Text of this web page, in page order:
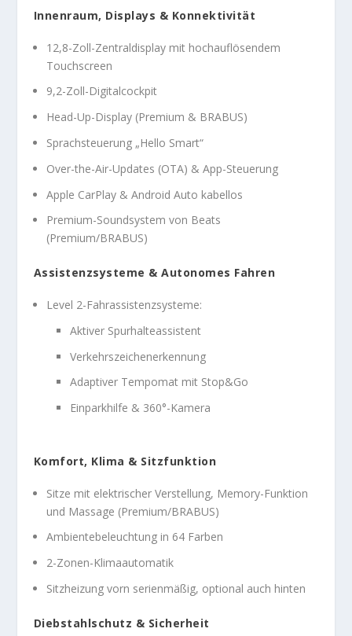
Innenraum, Displays & Konnektivität
12,8-Zoll-Zentraldisplay mit hochauflösendem
Touchscreen
9,2-Zoll-Digitalcockpit
Head-Up-Display (Premium & BRABUS)
Sprachsteuerung „Hello Smart“
Over-the-Air-Updates (OTA) & App-Steuerung
Apple CarPlay & Android Auto kabellos
Premium-Soundsystem von Beats
(Premium/BRABUS)
Assistenzsysteme & Autonomes Fahren
Level 2-Fahrassistenzsysteme:
Aktiver Spurhalteassistent
Verkehrszeichenerkennung
Adaptiver Tempomat mit Stop&Go
Einparkhilfe & 360°-Kamera
Komfort, Klima & Sitzfunktion
Sitze mit elektrischer Verstellung, Memory-Funktion
und Massage (Premium/BRABUS)
Ambientebeleuchtung in 64 Farben
2-Zonen-Klimaautomatik
Sitzheizung vorn serienmäßig, optional auch hinten
Diebstahlschutz & Sicherheit